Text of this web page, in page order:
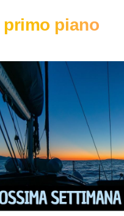
primo piano